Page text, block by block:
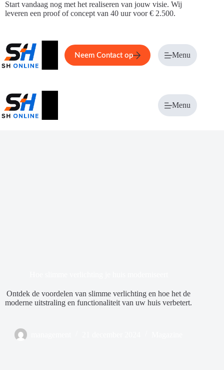
Ga
naar
Start vandaag nog met het realiseren van jouw visie. Wij
leveren een proof of concept van 40 uur voor € 2.500.
Home Service Over ons
Neem Contact op Menu
Menu
Ontdek de voordelen van slimme verlichting en hoe het de
moderne uitstraling en functionaliteit van uw huis verbetert.